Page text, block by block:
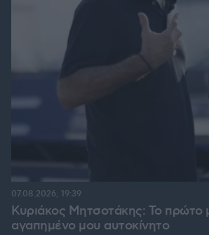
Κυριάκος Μητσοτάκης: Το πρώτο
αγαπημένο μου αυτοκίνητο
07.08.2026, 19:39